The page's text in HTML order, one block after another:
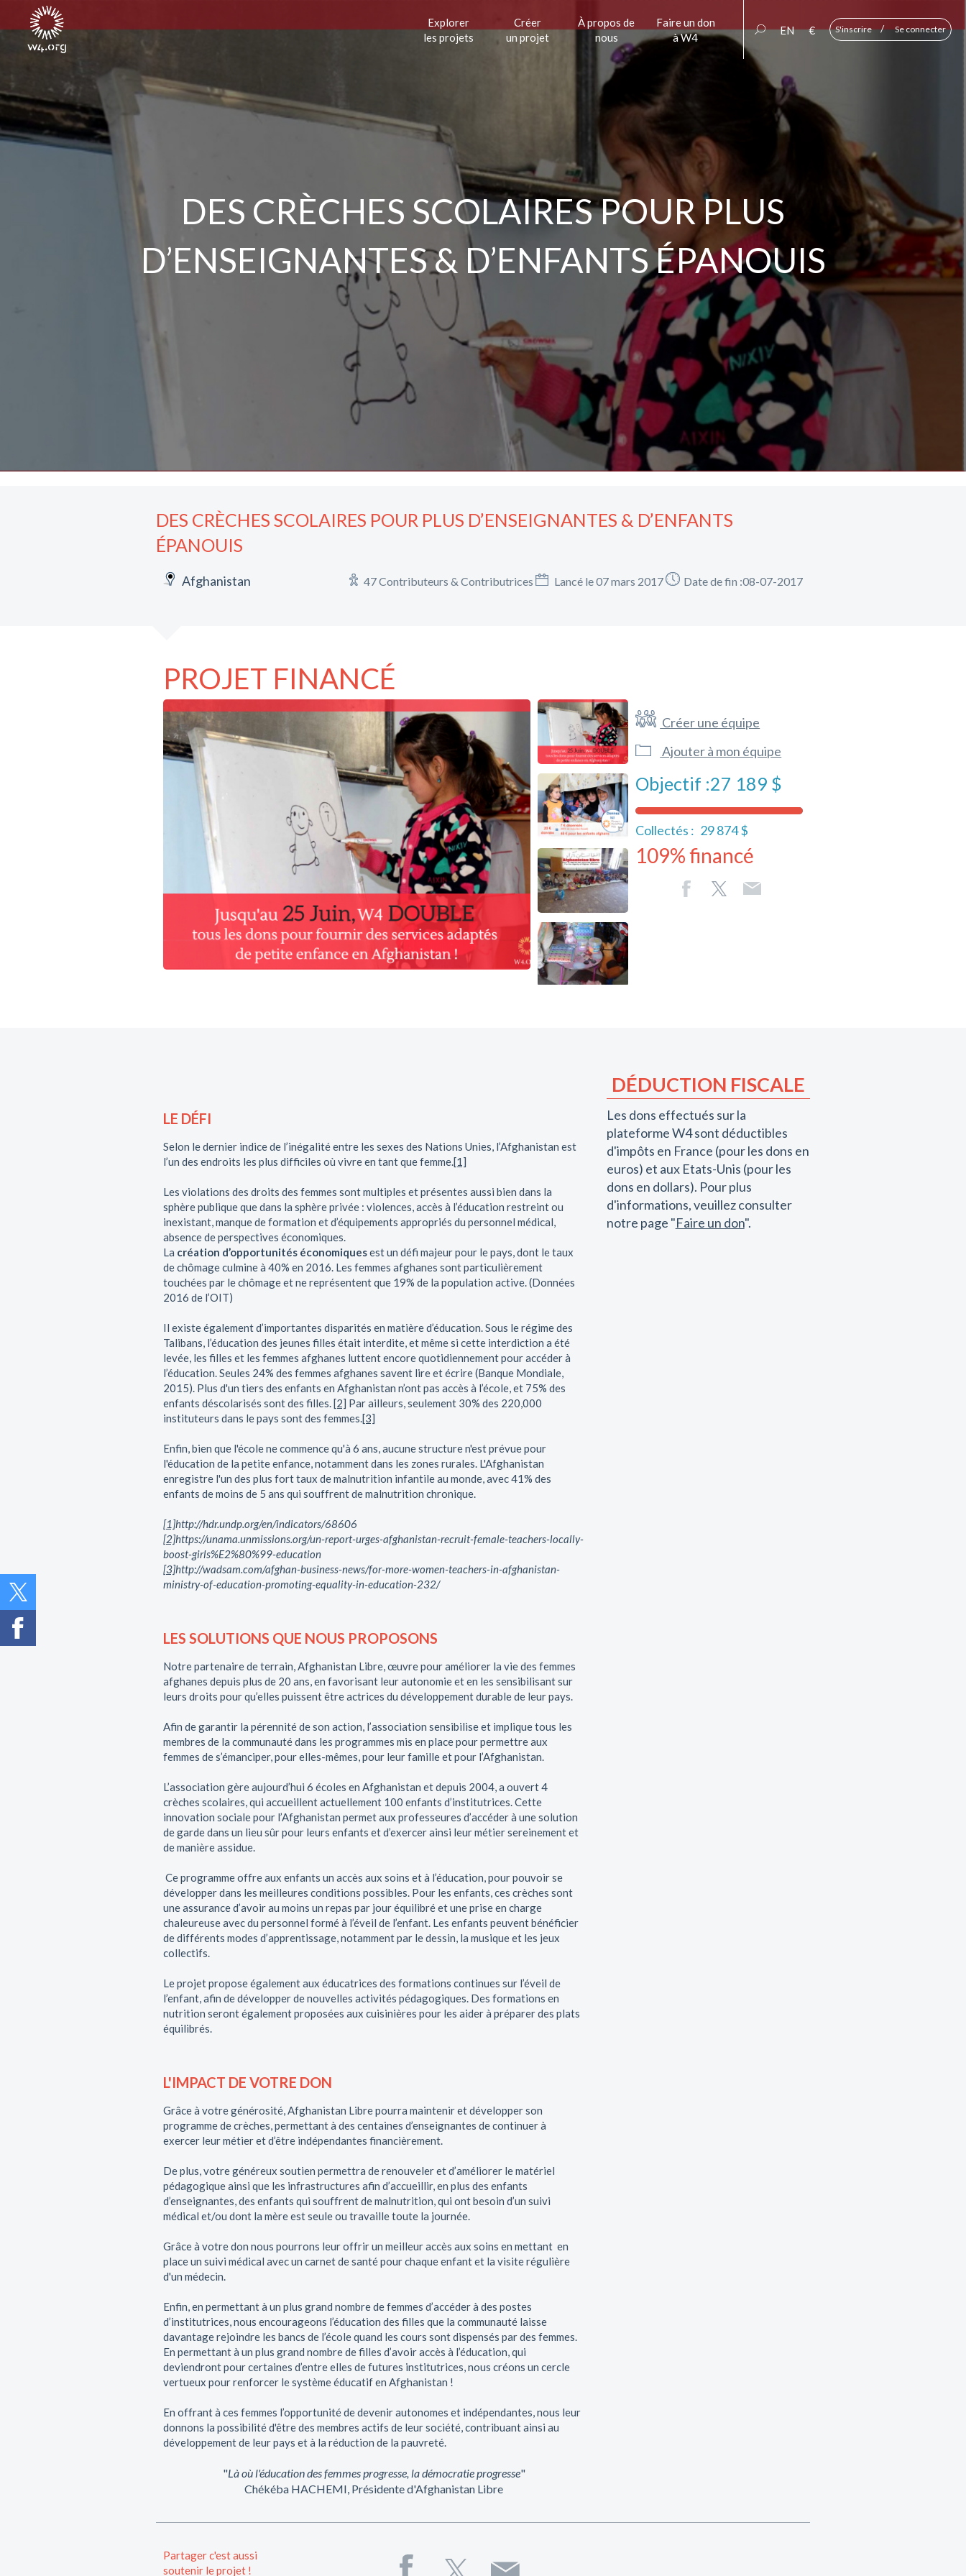
Explorer
les projets
Créer
un projet
À propos de
nous
Faire un don
à W4
EN € S'inscrire / Se connecter
DES CRÈCHES SCOLAIRES POUR PLUS
D’ENSEIGNANTES & D’ENFANTS ÉPANOUIS
DES CRÈCHES SCOLAIRES POUR PLUS D’ENSEIGNANTES & D’ENFANTS
ÉPANOUIS
Afghanistan 47 Contributeurs & Contributrices Lancé le 07 mars 2017 Date de fin :08-07-2017
PROJET FINANCÉ
Créer une équipe
Ajouter à mon équipe
Objectif :27 189 $
Collectés : 29 874 $
109% financé
LE DÉFI
Selon le dernier indice de l’inégalité entre les sexes des Nations Unies, l’Afghanistan est
l’un des endroits les plus difficiles où vivre en tant que femme.[1]
Les violations des droits des femmes sont multiples et présentes aussi bien dans la
sphère publique que dans la sphère privée : violences, accès à l’éducation restreint ou
inexistant, manque de formation et d’équipements appropriés du personnel médical,
absence de perspectives économiques.
La création d’opportunités économiquesest un défi majeur pour le pays, dont le taux
de chômage culmine à 40% en 2016. Les femmes afghanes sont particulièrement
touchées par le chômage et ne représentent que 19% de la population active. (Données
2016 de l’OIT)
Il existe également d’importantes disparités en matière d’éducation. Sous le régime des
Talibans, l’éducation des jeunes filles était interdite, et même si cette interdiction a été
levée, les filles et les femmes afghanes luttent encore quotidiennement pour accéder à
l’éducation. Seules 24% des femmes afghanes savent lire et écrire (Banque Mondiale,
2015). Plus d'un tiers des enfants en Afghanistan n’ont pas accès à l’école, et 75% des
enfants déscolarisés sont des filles.[2] Par ailleurs, seulement 30% des 220,000
instituteurs dans le pays sont des femmes.[3]
Enfin, bien que l'école ne commence qu'à 6 ans, aucune structure n'est prévue pour
l'éducation de la petite enfance, notamment dans les zones rurales. L'Afghanistan
enregistre l'un des plus fort taux de malnutrition infantile au monde, avec 41% des
enfants de moins de 5 ans qui souffrent de malnutrition chronique.
[1]http://hdr.undp.org/en/indicators/68606
[2]https://unama.unmissions.org/un-report-urges-afghanistan-recruit-female-teachers-locally-
boost-girls%E2%80%99-education
[3]http://wadsam.com/afghan-business-news/for-more-women-teachers-in-afghanistan-
ministry-of-education-promoting-equality-in-education-232/
LES SOLUTIONS QUE NOUS PROPOSONS
Notre partenaire de terrain, Afghanistan Libre, œuvre pour améliorer la vie des femmes
afghanes depuis plus de 20 ans, en favorisant leur autonomie et en les sensibilisant sur
leurs droits pour qu’elles puissent être actrices du développement durable de leur pays.
Afin de garantir la pérennité de son action, l’association sensibilise et implique tous les
membres de la communauté dans les programmes mis en place pour permettre aux
femmes de s’émanciper, pour elles-mêmes, pour leur famille et pour l’Afghanistan.
L’association gère aujourd’hui 6 écoles en Afghanistan et depuis 2004, a ouvert 4
crèches scolaires, qui accueillent actuellement 100 enfants d’institutrices. Cette
innovation sociale pour l’Afghanistan permet aux professeures d’accéder à une solution
de garde dans un lieu sûr pour leurs enfants et d’exercer ainsi leur métier sereinement et
de manière assidue.
Ce programme offre aux enfants un accès aux soins et à l’éducation, pour pouvoir se
développer dans les meilleures conditions possibles. Pour les enfants, ces crèches sont
une assurance d’avoir au moins un repas par jour équilibré et une prise en charge
chaleureuse avec du personnel formé à l’éveil de l’enfant. Les enfants peuvent bénéficier
de différents modes d’apprentissage, notamment par le dessin, la musique et les jeux
collectifs.
Le projet propose également aux éducatrices des formations continues sur l’éveil de
l’enfant, afin de développer de nouvelles activités pédagogiques. Des formations en
nutrition seront également proposées aux cuisinières pour les aider à préparer des plats
équilibrés.
L'IMPACT DE VOTRE DON
Grâce à votre générosité, Afghanistan Libre pourra maintenir et développer son
programme de crèches, permettant à des centaines d’enseignantes de continuer à
exercer leur métier et d’être indépendantes financièrement.
De plus, votre généreux soutien permettra de renouveler et d’améliorer le matériel
pédagogique ainsi que les infrastructures afin d’accueillir, en plus des enfants
d’enseignantes, des enfants qui souffrent de malnutrition, qui ont besoin d’un suivi
médical et/ou dont la mère est seule ou travaille toute la journée.
Grâce à votre don nous pourrons leur offrir un meilleur accès aux soins en mettant en
place un suivi médical avec un carnet de santé pour chaque enfant et la visite régulière
d'un médecin.
Enfin, en permettant à un plus grand nombre de femmes d’accéder à des postes
d’institutrices, nous encourageons l’éducation des filles que la communauté laisse
davantage rejoindre les bancs de l’école quand les cours sont dispensés par des femmes.
En permettant à un plus grand nombre de filles d’avoir accès à l’éducation, qui
deviendront pour certaines d’entre elles de futures institutrices, nous créons un cercle
vertueux pour renforcer le système éducatif en Afghanistan !
En offrant à ces femmes l’opportunité de devenir autonomes et indépendantes, nous leur
donnons la possibilité d'être des membres actifs de leur société, contribuant ainsi au
développement de leur pays et à la réduction de la pauvreté.
"Là où l'éducation des femmes progresse, la démocratie progresse"
Chékéba HACHEMI, Présidente d'Afghanistan Libre
DÉDUCTION FISCALE
Les dons effectués sur la
plateforme W4 sont déductibles
d'impôts en France (pour les dons en
euros) et aux Etats-Unis (pour les
dons en dollars). Pour plus
d'informations, veuillez consulter
notre page "Faire un don".
Partager c'est aussi
soutenir le projet !